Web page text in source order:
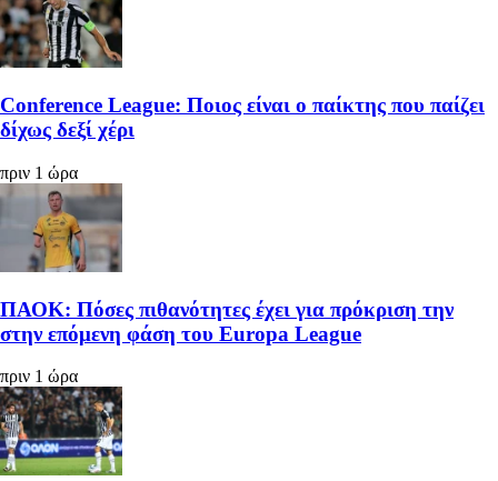
Conference League: Ποιος είναι ο παίκτης που παίζει
δίχως δεξί χέρι
πριν 1 ώρα
ΠΑΟΚ: Πόσες πιθανότητες έχει για πρόκριση την
στην επόμενη φάση του Europa League
πριν 1 ώρα